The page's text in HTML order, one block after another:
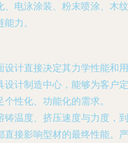
、电泳涂装、粉末喷涂、木纹
力。
设计直接决定其力学性能和用
设计制造中心，能够为客户定
性化、功能化的需求。
铸温度、挤压速度与力度，到
直接影响型材的最终性能。严